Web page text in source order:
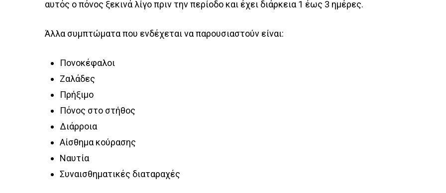
αυτός ο πόνος ξεκινά λίγο πριν την περίοδο και έχει διάρκεια 1 έως 3 ημέρες.
Άλλα συμπτώματα που ενδέχεται να παρουσιαστούν είναι:
Πονοκέφαλοι
Ζαλάδες
Πρήξιμο
Πόνος στο στήθος
Διάρροια
Αίσθημα κούρασης
Ναυτία
Συναισθηματικές διαταραχές